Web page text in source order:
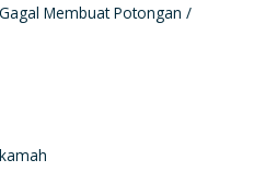
Membuat Potongan /